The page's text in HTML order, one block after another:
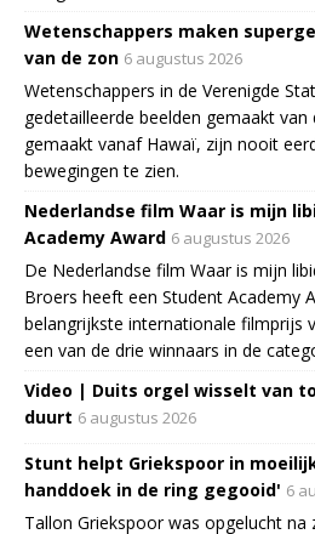
Wetenschappers maken
van de zon 6 augustus 2026
Wetenschappers in de Verenigde
gedetailleerde beelden gemaakt van
gemaakt vanaf Hawaï, zijn nooit
bewegingen te zien.
Nederlandse film Waar is mijn
Academy Award 6 augustus 2026
De Nederlandse film Waar is mijn
Broers heeft een Student Academy
belangrijkste internationale filmprijs
een van de drie winnaars in de
Video | Duits orgel wisselt van
duurt 6 augustus 2026
Stunt helpt Griekspoor in
handdoek in de ring gegooid' 6
Tallon Griekspoor was opgelucht na